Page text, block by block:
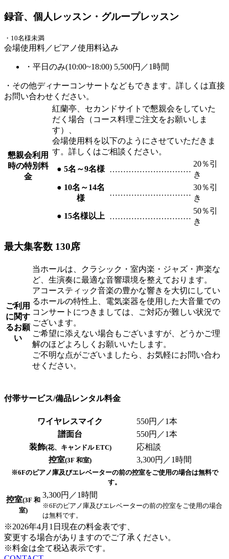
録音、個人レッスン・グループレッスン
・10名様未満
会場使用料／ピアノ使用料込み
・平日のみ(10:00~18:00) 5,500円 ／1時間
・その他ディナーコンサートなどもできます。詳しくは直接
お問い合わせください。
懇親会利用
時の特別料
金
紅蘭亭、セカンドサイトで懇親会をしていた
だく場合（コース料理ご注文をお願いしま
す）、
会場使用料を以下のようにさせていただきま
す。詳しくはご相談ください。
● 5名～9名様
…………………………
20％引
き
● 10名～14名
様
…………………………
30％引
き
● 15名様以上 …………………………
50％引
き
最大集客数 130席
ご利用
に関す
るお願
い
当ホールは、クラシック・室内楽・ジャズ・声楽な
ど、生演奏に最適な音響環境を整えております。
アコースティック音楽の豊かな響きを大切にしてい
るホールの特性上、電気楽器を使用した大音量での
コンサートにつきましては、ご対応が難しい状況で
ございます。
ご希望に添えない場合もございますが、どうかご理
解のほどよろしくお願いいたします。
ご不明な点がございましたら、お気軽にお問い合わ
せください。
付帯サービス/備品レンタル料金
ワイヤレスマイク 550円 ／1本
譜面台
550円 ／1本
装飾(花、キャンドル ETC)
応相談
控室(3F 和室) 3,300円 ／1時間
※6Fのピアノ庫及びエレベーターの前の控室をご使用の場合は無料で
す。
控室(3F 和
室)
3,300円 ／1時間
※6Fのピアノ庫及びエレベーターの前の控室をご使用の場合
は無料です。
※2026年4月1日現在の料金表です、
変更する場合がありますのでご了承ください。
※料金は全て税込表示です。